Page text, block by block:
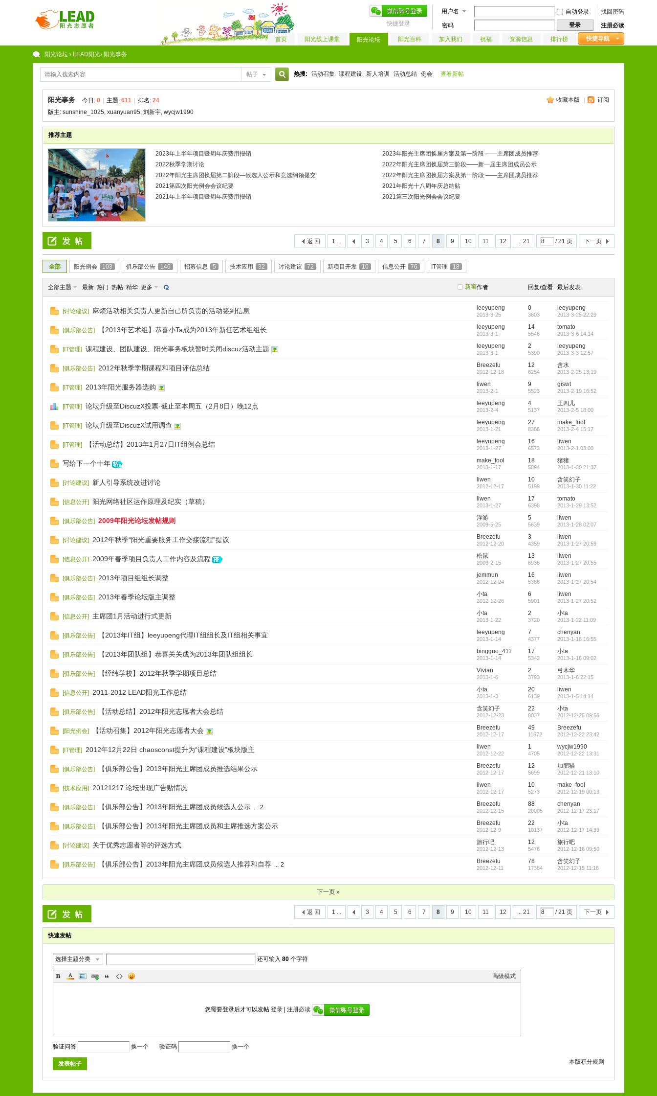
用户名 自动登录
找回密码
密码
登录 注册必读
快捷登录
快捷导航
首页 阳光线上课堂 阳光论坛 阳光百科 加入我们 祝福 资源信息 排行榜
阳光论坛 › LEAD阳光› 阳光事务
帖子
搜
热搜: 活动召集 课程建设 新人培训 活动总结 例会 查看新帖
收藏本版 订阅
阳光事务 今日:0 主题:611 排名:24
版主:sunshine_1025,xuanyuan95,刘新宇,wycjw1990
推荐主题
1
2023年上半年项目暨周年庆费用报销
2023年阳光主席团换届方案及第一阶段 ——主席团成员推荐
2022秋季学期讨论
2022年阳光主席团换届第三阶段——新一届主席团成员公示
2022年阳光主席团换届第二阶段—候选人公示和竞选纲领提交
2022年阳光主席团换届方案及第一阶段 ——主席团成员推荐
2021第四次阳光例会会议纪要
2021年阳光十八周年庆总结贴
2021年上半年项目暨周年庆费用报销
2021第三次阳光例会会议纪要
1 ... 3 4 5 6 7 8 9 10 11 12 ... 21 / 21 页 下一页
返 回
全部 阳光例会 103 俱乐部公告 146 招募信息 5 技术应用 32 讨论建议 72 新项目开发 10 信息公开 76 IT管理 18
新窗
全部主题 最新 热门 热帖 精华 更多 作者 回复/查看 最后发表
[讨论建议] 麻烦活动相关负责人更新自己所负责的活动签到信息 leeyupeng
2013-3-25
0
3603
leeyupeng
2013-3-25 22:29
[俱乐部公告] 【2013年艺术组】恭喜小Ta成为2013年新任艺术组组长 leeyupeng
2013-3-1
14
5546
tomato
2013-3-6 14:14
[IT管理] 课程建设、团队建设、阳光事务板块暂时关闭discuz活动主题 leeyupeng
2013-3-1
2
5390
leeyupeng
2013-3-3 12:57
[俱乐部公告] 2012年秋季学期课程和项目评估总结 Breezefu
2012-12-18
12
6254
含水
2013-2-25 13:19
[IT管理] 2013年阳光服务器选购 liwen
2013-2-1
9
5523
giswt
2013-2-19 16:52
[IT管理] 论坛升级至DiscuzX投票-截止至本周五（2月8日）晚12点 leeyupeng
2013-2-4
4
5137
王四儿
2013-2-5 18:00
[IT管理] 论坛升级至DiscuzX试用调查 leeyupeng
2013-1-21
27
8386
make_fool
2013-2-4 15:17
[IT管理] 【活动总结】2013年1月27日IT组例会总结 leeyupeng
2013-1-27
16
6573
liwen
2013-2-1 03:00
写给下一个十年 make_fool
2013-1-17
18
5894
猪猪
2013-1-30 21:37
[讨论建议] 新人引导系统改进讨论 liwen
2012-12-17
10
5199
含笑幻子
2013-1-30 11:22
[信息公开] 阳光网络社区运作原理及纪实（草稿） liwen
2013-1-27
17
6398
tomato
2013-1-29 13:52
[俱乐部公告] 2009年阳光论坛发帖规则 浮游
2009-5-25
5
5639
liwen
2013-1-28 02:07
[讨论建议] 2012年秋季“阳光重要服务工作交接流程”提议 Breezefu
2012-12-20
3
4359
liwen
2013-1-27 20:59
[信息公开] 2009年春季项目负责人工作内容及流程 松鼠
2009-2-15
13
6936
liwen
2013-1-27 20:55
[俱乐部公告] 2013年项目组组长调整 jemmun
2012-12-24
16
5388
liwen
2013-1-27 20:54
[俱乐部公告] 2013年春季论坛版主调整 小ta
2012-12-26
6
5901
liwen
2013-1-27 20:52
[信息公开] 主席团1月活动进行式更新 小ta
2013-1-22
2
3720
小ta
2013-1-22 11:09
[俱乐部公告] 【2013年IT组】leeyupeng代理IT组组长及IT组相关事宜 leeyupeng
2013-1-14
7
4377
chenyan
2013-1-16 16:55
[俱乐部公告] 【2013年团队组】恭喜关关成为2013年团队组组长 bingguo_411
2013-1-14
17
5342
小ta
2013-1-16 09:02
[俱乐部公告] 【经纬学校】2012年秋季学期项目总结 Vivian
2013-1-6
2
3793
弓木华
2013-1-6 22:15
[信息公开] 2011-2012 LEAD阳光工作总结 小ta
2013-1-3
20
6139
liwen
2013-1-5 14:14
[俱乐部公告] 【活动总结】2012年阳光志愿者大会总结 含笑幻子
2012-12-23
22
8037
小ta
2012-12-25 09:56
[阳光例会] 【活动召集】2012年阳光志愿者大会 Breezefu
2012-12-17
49
11672
Breezefu
2012-12-22 23:42
[IT管理] 2012年12月22日 chaosconst提升为“课程建设”板块版主 liwen
2012-12-22
1
4705
wycjw1990
2012-12-22 13:31
[俱乐部公告] 【俱乐部公告】2013年阳光主席团成员推选结果公示 Breezefu
2012-12-17
12
5699
加肥猫
2012-12-21 13:10
[技术应用] 20121217 论坛出现广告贴情况 liwen
2012-12-17
10
5273
make_fool
2012-12-19 00:13
[俱乐部公告] 【俱乐部公告】2013年阳光主席团成员候选人公示 ... 2 Breezefu
2012-12-15
88
20005
chenyan
2012-12-17 23:17
[俱乐部公告] 【俱乐部公告】2013年阳光主席团成员和主席推选方案公示 Breezefu
2012-12-9
22
10137
小ta
2012-12-17 14:39
[讨论建议] 关于优秀志愿者等的评选方式 旅行吧
2012-12-13
12
5476
旅行吧
2012-12-16 09:50
[俱乐部公告] 【俱乐部公告】2013年阳光主席团成员候选人推荐和自荐 ... 2 Breezefu
2012-12-11
78
17384
含笑幻子
2012-12-15 11:16
下一页 »
1 ... 3 4 5 6 7 8 9 10 11 12 ... 21 / 21 页 下一页
返 回
快速发帖
选择主题分类 还可输入80 个字符
高级模式
您需要登录后才可以发帖 登录| 注册必读
验证问答 换一个 验证码 换一个
本版积分规则
发表帖子